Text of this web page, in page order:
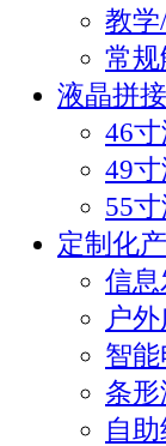
教
常
液晶拼
46
49
55
定制化
信
户
智
条形
自